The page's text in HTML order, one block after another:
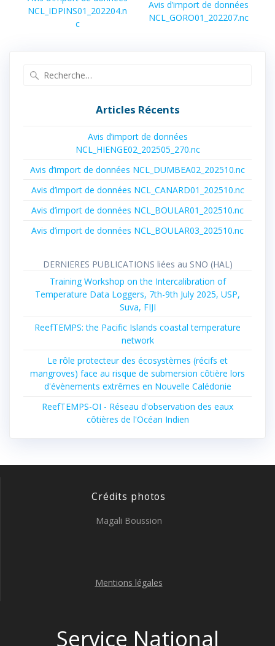
l’article
précédent :
NCL_IDPINS01_202204.n
c
Article
suivant :
Avis d’import de données
NCL_GORO01_202207.nc
Articles Récents
Avis d’import de données
NCL_HIENGE02_202505_270.nc
Avis d’import de données NCL_DUMBEA02_202510.nc
Avis d’import de données NCL_CANARD01_202510.nc
Avis d’import de données NCL_BOULAR01_202510.nc
Avis d’import de données NCL_BOULAR03_202510.nc
DERNIERES PUBLICATIONS liées au SNO (HAL)
Training Workshop on the Intercalibration of
Temperature Data Loggers, 7th-9th July 2025, USP,
Suva, FIJI
ReefTEMPS: the Pacific Islands coastal temperature
network
Le rôle protecteur des écosystèmes (récifs et
mangroves) face au risque de submersion côtière lors
d'évènements extrêmes en Nouvelle Calédonie
ReefTEMPS-OI - Réseau d'observation des eaux
côtières de l'Océan Indien
Crédits photos
Magali Boussion
Mentions légales
Service National